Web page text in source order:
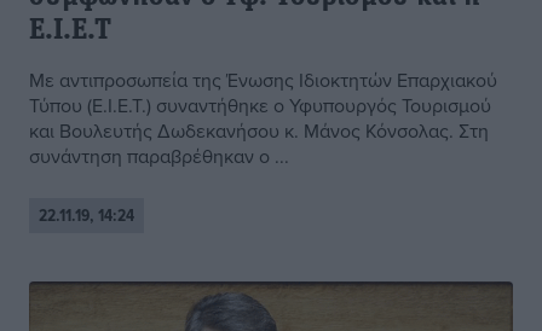
Ε.Ι.Ε.Τ
Με αντιπροσωπεία της Ένωσης Ιδιοκτητών Επαρχιακού
Τύπου (Ε.Ι.Ε.Τ.) συναντήθηκε ο Υφυπουργός Τουρισμού
και Βουλευτής Δωδεκανήσου κ. Μάνος Κόνσολας. Στη
συνάντηση παραβρέθηκαν ο ...
22.11.19, 14:24